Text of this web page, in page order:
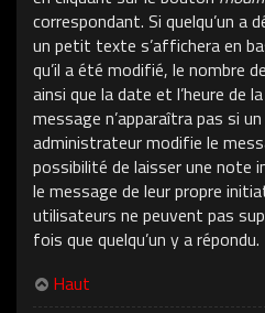
correspondant. Si quelqu’un a
un petit texte s’affichera en
qu’il a été modifié, le nombre
ainsi que la date et l’heure de
message n’apparaîtra pas si
administrateur modifie le
possibilité de laisser une note
le message de leur propre
utilisateurs ne peuvent pas
fois que quelqu’un y a répondu.
Haut